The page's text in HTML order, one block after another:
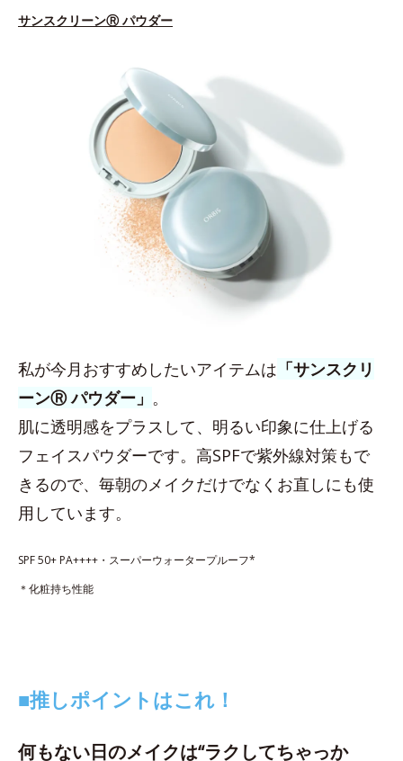
サンスクリーンⓇ パウダー
私が今月おすすめしたいアイテムは 「サンスクリ
ーンⓇ パウダー」 。
肌に透明感をプラスして、明るい印象に仕上げる
フェイスパウダーです。高SPFで紫外線対策もで
きるので、毎朝のメイクだけでなくお直しにも使
用しています。
SPF 50+ PA++++・スーパーウォータープルーフ*
＊化粧持ち性能
■推しポイントはこれ！
何もない日のメイクは“ラクしてちゃっか